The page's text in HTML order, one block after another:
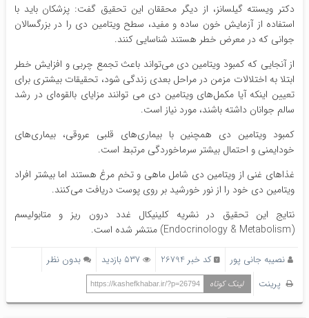
دکتر ویسنته گیلسانز، از دیگر محققان این تحقیق گفت: پزشکان باید با
استفاده از آزمایش خون ساده و مفید، سطح ویتامین دی را در بزرگسالان
جوانی که در معرض خطر هستند شناسایی کنند.
از آنجایی که کمبود ویتامین دی می‌تواند باعث تجمع چربی و افزایش خطر
ابتلا به اختلالات مزمن در مراحل بعدی زندگی شود، تحقیقات بیشتری برای
تعیین اینکه آیا مکمل‌های ویتامین دی می توانند مزایای بالقوه‌ای در رشد
سالم جوانان داشته باشند، مورد نیاز است.
کمبود ویتامین دی همچنین با بیماری‌های قلبی عروقی، بیماری‌های
خودایمنی و احتمال بیشتر سرماخوردگی مرتبط است.
غذاهای غنی از ویتامین دی شامل ماهی و تخم مرغ هستند اما بیشتر افراد
ویتامین دی خود را از نور خورشید بر روی پوست دریافت می‌کنند.
نتایج این تحقیق در نشریه کلینیکال غدد درون ریز و متابولیسم
(Endocrinology & Metabolism) منتشر شده است.
نصیبه جانی پور کد خبر 26794 537 بازدید
بدون نظر
پرینت
لینک کوتاه https://kashefkhabar.ir/?p=26794